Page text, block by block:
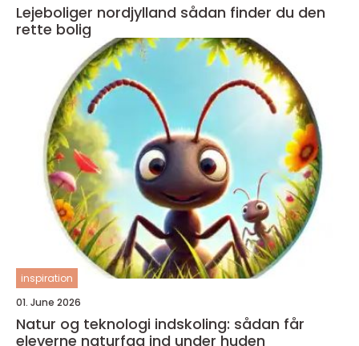
Lejeboliger nordjylland sådan finder du den
rette bolig
inspiration
01. June 2026
Natur og teknologi indskoling: sådan får
eleverne naturfag ind under huden